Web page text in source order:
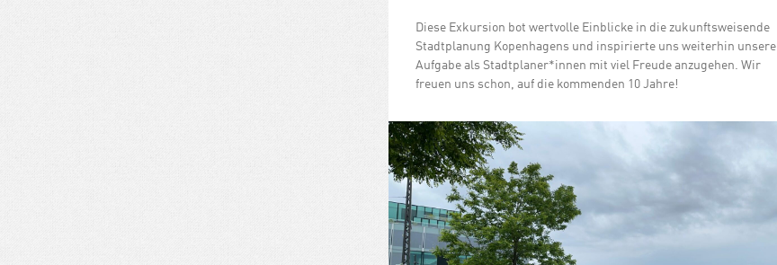
Diese Exkursion bot wertvolle Einblicke in die zukunftsweisende
Stadtplanung Kopenhagens und inspirierte uns weiterhin unsere
Aufgabe als Stadtplaner*innen mit viel Freude anzugehen. Wir
freuen uns schon, auf die kommenden 10 Jahre!